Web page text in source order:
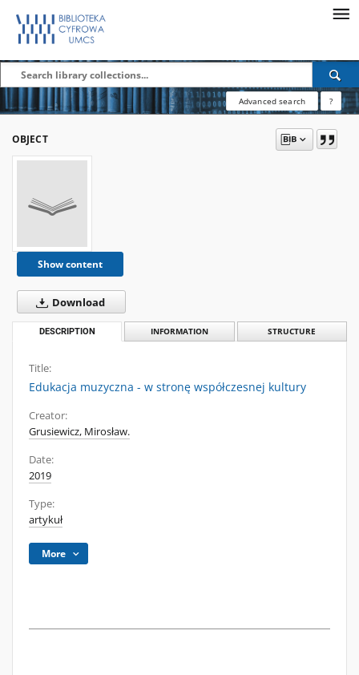
Advanced search ?
OBJECT
Show content
Download
DESCRIPTION INFORMATION STRUCTURE
Title:
Edukacja muzyczna - w stronę współczesnej kultury
Creator:
Grusiewicz, Mirosław.
Date:
2019
Type:
artykuł
More